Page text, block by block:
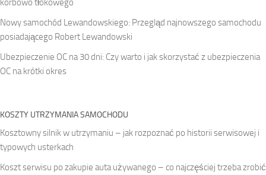
korbowo tłokowego
Nowy samochód Lewandowskiego: Przegląd najnowszego samochodu
posiadającego Robert Lewandowski
Ubezpieczenie OC na 30 dni: Czy warto i jak skorzystać z ubezpieczenia
OC na krótki okres
KOSZTY UTRZYMANIA SAMOCHODU
Kosztowny silnik w utrzymaniu – jak rozpoznać po historii serwisowej i
typowych usterkach
Koszt serwisu po zakupie auta używanego – co najczęściej trzeba zrobić